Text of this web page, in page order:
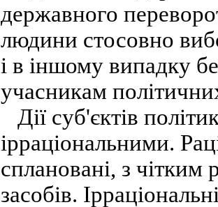
державного
людини стосовно
і в іншому випадку
учасникам
Дії суб'єктів
ірраціональними.
сплановані, з чітким
засобів.